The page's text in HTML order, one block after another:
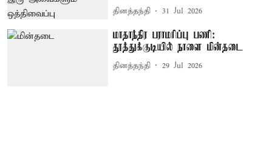
தினத்தந்தி 31 Jul 2026
மாதாந்திர பராமரிப்பு பணி:
தூத்துக்குடியில் நாளை மின்தடை
தினத்தந்தி 29 Jul 2026